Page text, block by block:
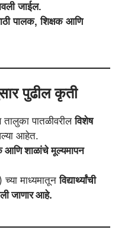
जाईल.
पालक, शिक्षक आणि
पुढील कृती
तालुका पातळीवरीलविशेष
आहेत.
आणि शाळांचे मूल्यमापन
च्या माध्यमातूनविद्यार्थ्यांची
जाणार आहे.